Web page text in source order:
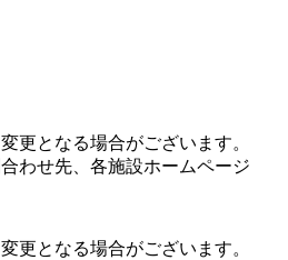
更となる場合がございます。
わせ先、各施設ホームページ
更となる場合がございます。